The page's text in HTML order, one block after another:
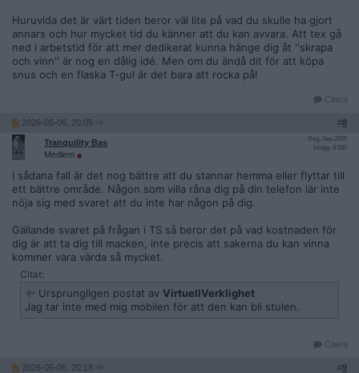
Huruvida det är värt tiden beror väl lite på vad du skulle ha gjort
annars och hur mycket tid du känner att du kan avvara. Att tex gå
ned i arbetstid för att mer dedikerat kunna hänge dig åt ''skrapa
och vinn'' är nog en dålig idé. Men om du ändå dit för att köpa
snus och en flaska T-gul är det bara att rocka på!
Citera
2026-05-06, 20:05 #8
Tranquility Bas
Medlem
Reg: Sep 2005
Inlägg: 8 560
I sådana fall är det nog bättre att du stannar hemma eller flyttar till
ett bättre område. Någon som villa råna dig på din telefon lär inte
nöja sig med svaret att du inte har någon på dig.
Gällande svaret på frågan i TS så beror det på vad kostnaden för
dig är att ta dig till macken, inte precis att sakerna du kan vinna
kommer vara värda så mycket.
Citat:
Ursprungligen postat av VirtuellVerklighet
Jag tar inte med mig mobilen för att den kan bli stulen.
Citera
2026-05-06, 20:18 #9